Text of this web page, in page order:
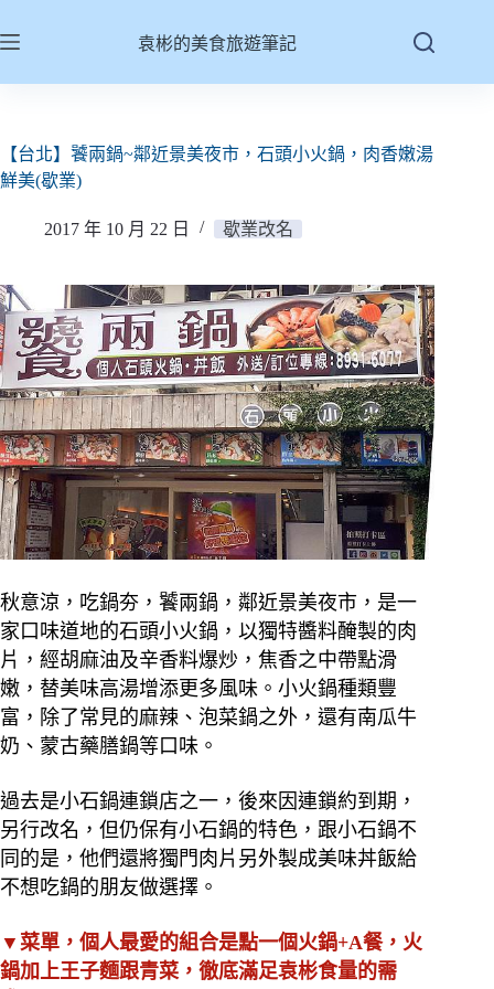
至
容
袁彬的美食旅遊筆記
【台北】饕兩鍋~鄰近景美夜市，石頭小火鍋，肉香嫩湯
鮮美(歇業)
2017 年 10 月 22 日 歇業改名
秋意涼，吃鍋夯，饕兩鍋，鄰近景美夜市，是一
家口味道地的石頭小火鍋，以獨特醬料醃製的肉
片， 經胡麻油及辛香料爆炒，焦香之中帶點滑
嫩，替美味高湯增添更多風味。小火鍋種類豐
富，除了常見的麻辣、泡菜鍋之外，還有南瓜牛
奶、蒙古藥膳鍋等口味。
過去是小石鍋連鎖店之一，後來因連鎖約到期，
另行改名，但仍保有小石鍋的特色，跟小石鍋不
同的是，他們還將獨門肉片另外製成美味丼飯給
不想吃鍋的朋友做選擇。
▼菜單，個人最愛的組合是點一個火鍋+A餐，火
鍋加上王子麵跟青菜，徹底滿足袁彬食量的需